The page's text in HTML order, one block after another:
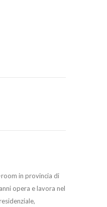
in provincia di
opera e lavora nel